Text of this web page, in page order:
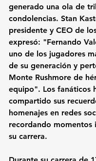
generado una ola de
condolencias. Stan
presidente y CEO de
expresó: "Fernando
uno de los jugadores
de su generación y
Monte Rushmore de
equipo". Los fanáticos
compartido sus
homenajes en redes
recordando momentos
su carrera.